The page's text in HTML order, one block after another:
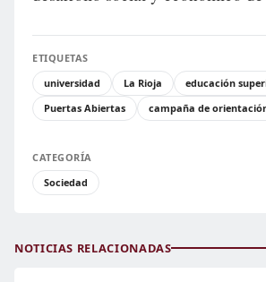
ETIQUETAS
universidad
La Rioja
educación
Puertas Abiertas
campaña de
CATEGORÍA
Sociedad
NOTICIAS RELACIONADAS